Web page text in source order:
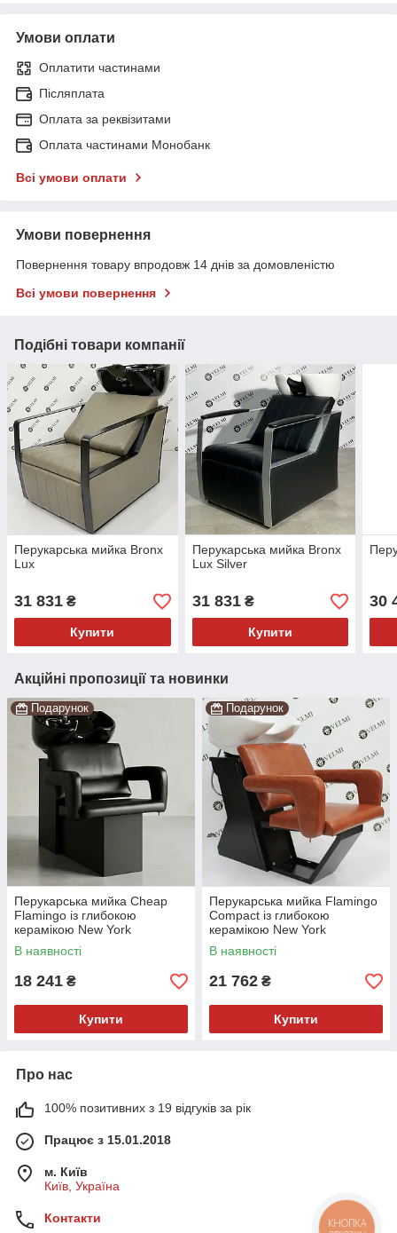
Умови оплати
Оплатити частинами
Післяплата
Оплата за реквізитами
Оплата частинами Монобанк
Всі умови оплати
Умови повернення
Повернення товару впродовж 14 днів за домовленістю
Всі умови повернення
Подібні товари компанії
Перукарська мийка Bronx
Lux
31 831 ₴
Купити
Перукарська мийка Bronx
Lux Silver
31 831₴
Купити
30
Акційні пропозиції та новинки
Подарунок
Перукарська мийка Cheap
Flamingo із глибокою
керамікою New York
В наявності
18 241 ₴
Купити
Подарунок
Перукарська мийка Flamingo
Compact із глибокою
керамікою New York
В наявності
21 762 ₴
Купити
Про нас
100% позитивних з 19 відгуків за рік
Працює з 15.01.2018
м. Київ
Київ, Україна
Контакти
КНОПКА